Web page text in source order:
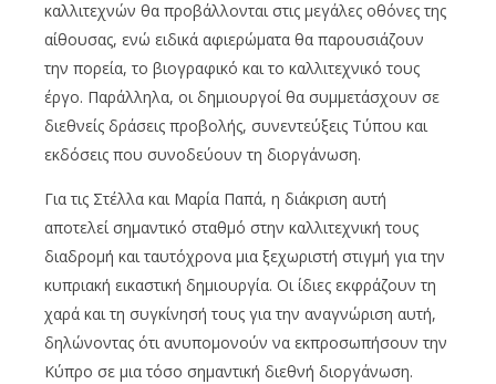
καλλιτεχνών θα προβάλλονται στις μεγάλες οθόνες της
αίθουσας, ενώ ειδικά αφιερώματα θα παρουσιάζουν
την πορεία, το βιογραφικό και το καλλιτεχνικό τους
έργο. Παράλληλα, οι δημιουργοί θα συμμετάσχουν σε
διεθνείς δράσεις προβολής, συνεντεύξεις Τύπου και
εκδόσεις που συνοδεύουν τη διοργάνωση.
Για τις Στέλλα και Μαρία Παπά, η διάκριση αυτή
αποτελεί σημαντικό σταθμό στην καλλιτεχνική τους
διαδρομή και ταυτόχρονα μια ξεχωριστή στιγμή για την
κυπριακή εικαστική δημιουργία. Οι ίδιες εκφράζουν τη
χαρά και τη συγκίνησή τους για την αναγνώριση αυτή,
δηλώνοντας ότι ανυπομονούν να εκπροσωπήσουν την
Κύπρο σε μια τόσο σημαντική διεθνή διοργάνωση.